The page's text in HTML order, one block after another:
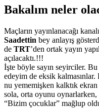
Bakalım neler
Maçların yayınlanacağı
Saadettin bey anlayış
de TRT’den ortak yayın
açılacaktı.!!!
İşte böyle sayın seyirciler.
edeyim de eksik
nu yememişken kalktık
sola, orta oyunu
“Bizim çocuklar” mağlup